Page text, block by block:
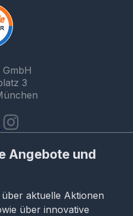
3
Angebote und
aktuelle Aktionen
über innovative